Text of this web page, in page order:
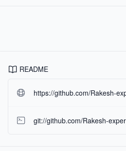
README
https://github.com/Rakesh-
git://github.com/Rakesh-